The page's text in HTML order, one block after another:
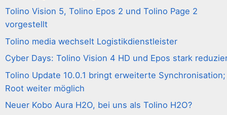
Tolino Vision 5, Tolino Epos 2 und Tolino Page 2
vorgestellt
Tolino media wechselt Logistikdienstleister
Cyber Days: Tolino Vision 4 HD und Epos stark
Tolino Update 10.0.1 bringt erweiterte Synchronisation;
Root weiter möglich
Neuer Kobo Aura H2O, bei uns als Tolino H2O?